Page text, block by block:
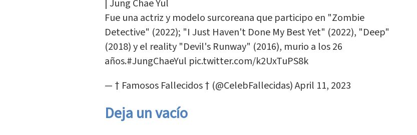
| Jung Chae Yul
Fue una actriz y modelo surcoreana que participo en "Zombie
Detective" (2022); "I Just Haven't Done My Best Yet" (2022), "Deep"
(2018) y el reality "Devil's Runway" (2016), murio a los 26
años.#JungChaeYul pic.twitter.com/k2UxTuPS8k
— † Famosos Fallecidos † (@CelebFallecidas)April 11, 2023
Deja un vacío